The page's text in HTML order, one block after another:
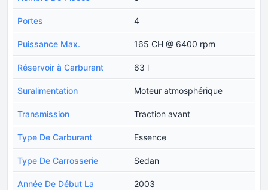
Portes 4
Puissance Max. 165 CH @ 6400 rpm
Réservoir à Carburant 63 l
Suralimentation Moteur atmosphérique
Transmission Traction avant
Type De Carburant Essence
Type De Carrosserie Sedan
Année De Début La
2003